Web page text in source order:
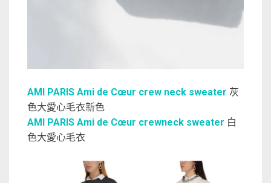
AMI PARIS Ami de Cœur crew neck sweater 灰
色大愛心毛衣新色
AMI PARIS Ami de Cœur crewneck sweater 白
色大愛心毛衣